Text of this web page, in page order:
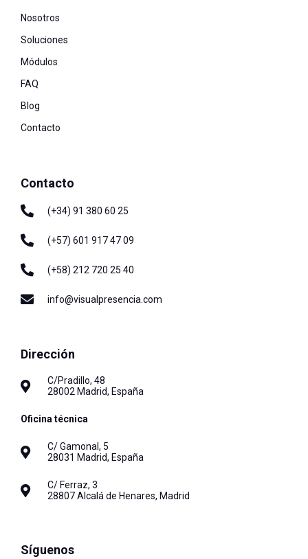
Nosotros
Soluciones
Módulos
FAQ
Blog
Contacto
Contacto
(+34) 91 380 60 25
(+57) 601 917 47 09
(+58) 212 720 25 40
info@visualpresencia.com
Dirección
C/Pradillo, 48
28002 Madrid, España
Oficina técnica
C/ Gamonal, 5
28031 Madrid, España
C/ Ferraz, 3
28807 Alcalá de Henares, Madrid
Síguenos